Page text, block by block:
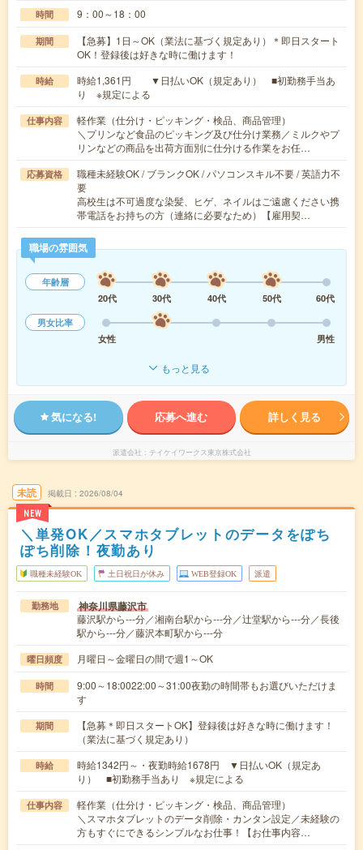
時間 9：00～18：00
期間
【急募】1日～OK（業法に基づく規定あり）＊即日スタート
OK！登録後は好きな時に働けます！
時給
時給1,361円 ▼日払いOK（規定あり） ■初勤務手当あ
り ※規定による
仕事内容
軽作業（仕分け・ピッキング・検品、商品管理）
＼プリンなど食品のピッキング及び仕分け業務／ミルクやプ
リンなどの商品を出荷方面別に仕分ける作業をお任…
応募資格
職種未経験OK / ブランクOK / パソコンスキル不要 / 英語力不
要
高校生は不可過度な染髪、ヒゲ、ネイルはご遠慮ください携
帯電話をお持ちの方（連絡に必要なため）【雇用契…
職場の雰囲気
年齢層
20代
30代 40代 50代
60代
男女比率
女性
男性
もっと見る
気になる! 応募へ進む 詳しく見る
派遣会社 テイケイワークス東京株式会社
未読
NEW
掲載日 2026/08/04
＼単発OK／スマホタブレットのデータをぽち
ぽち削除！夜勤あり
職種未経験OK 土日祝日が休み WEB登録OK 派遣
勤務地 神奈川県藤沢市
藤沢駅から---分／湘南台駅から---分／辻堂駅から---分／長後
駅から---分／藤沢本町駅から---分
曜日頻度 月曜日～金曜日の間で週1～OK
時間
9:00～18:0022:00～31:00夜勤の時間帯もお選びいただけま
す
期間
【急募＊即日スタートOK】登録後は好きな時に働けます！
（業法に基づく規定あり）
時給
時給1342円～・夜勤時給1678円 ▼日払いOK（規定あ
り） ■初勤務手当あり ※規定による
仕事内容
軽作業（仕分け・ピッキング・検品、商品管理）
＼スマホタブレットのデータ削除・カンタン設定／未経験の
方もすぐにできるシンプルなお仕事！【お仕事内容…